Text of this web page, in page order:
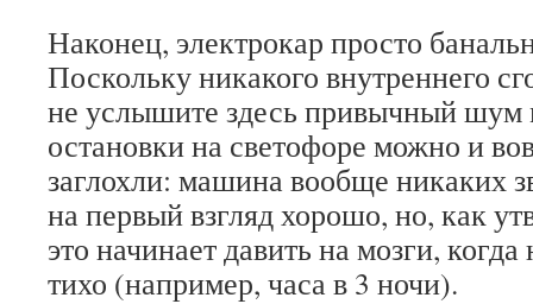
Наконец, электрокар просто
Поскольку никакого внутреннего
не услышите здесь привычный шум
остановки на светофоре можно и
заглохли: машина вообще никаких
на первый взгляд хорошо, но, как
это начинает давить на мозги,
тихо (например, часа в 3 ночи).